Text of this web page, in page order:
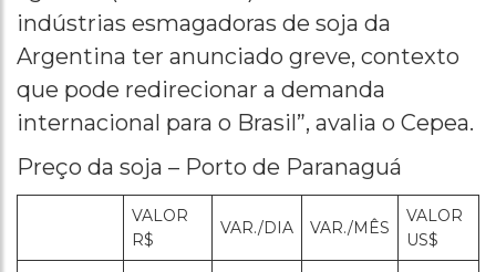
indústrias esmagadoras de soja da
Argentina ter anunciado greve, contexto
que pode redirecionar a demanda
internacional para o Brasil”, avalia o Cepea.
Preço da soja – Porto de Paranaguá
VALOR
R$
VAR./DIA VAR./MÊS
VALOR
US$